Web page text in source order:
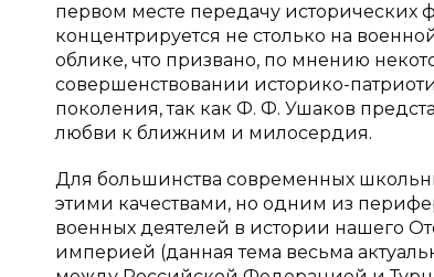
первом месте передачу исторических
концентрируется не столько на
облике, что призвано, по мнению
совершенствовании историко-
поколения, так как Ф. Ф. Ушаков
любви к ближним и милосердия.
Для большинства современных
этими качествами, но одним из
военных деятелей в истории нашего
империей (данная тема весьма